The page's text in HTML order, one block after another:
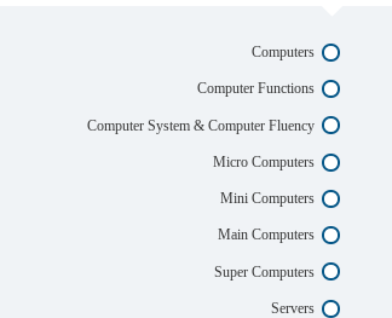
Computers
Computer Functions
Computer System & Computer Fluency
Micro Computers
Mini Computers
Main Computers
Super Computers
Servers